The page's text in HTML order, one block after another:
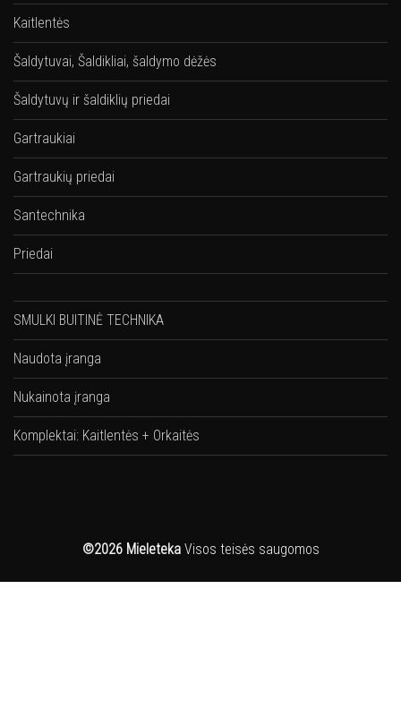
Kaitlentės
Šaldytuvai, Šaldikliai, šaldymo dėžės
Šaldytuvų ir šaldiklių priedai
Gartraukiai
Gartraukių priedai
Santechnika
Priedai
SMULKI BUITINĖ TECHNIKA
Naudota įranga
Nukainota įranga
Komplektai: Kaitlentės + Orkaitės
©2026 MieletekaVisos teisės saugomos